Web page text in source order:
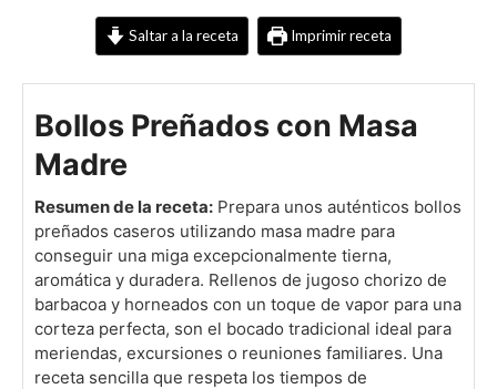
Saltar a la receta Imprimir receta
Bollos Preñados con Masa
Madre
Resumen de la receta: Prepara unos auténticos bollos
preñados caseros utilizando masa madre para
conseguir una miga excepcionalmente tierna,
aromática y duradera. Rellenos de jugoso chorizo de
barbacoa y horneados con un toque de vapor para una
corteza perfecta, son el bocado tradicional ideal para
meriendas, excursiones o reuniones familiares. Una
receta sencilla que respeta los tiempos de